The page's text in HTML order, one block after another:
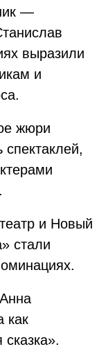
—
выразили
и
жюри
и Новый
стали
как